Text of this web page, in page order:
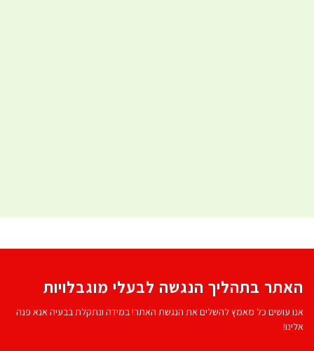
האתר בתהליך הנגשה לבעלי מוגבלויות
אנו עושים כל מאמץ להשלים את הנגשת האתר! במידה ונתקלת בבעיה אנא פנה
אלינו!